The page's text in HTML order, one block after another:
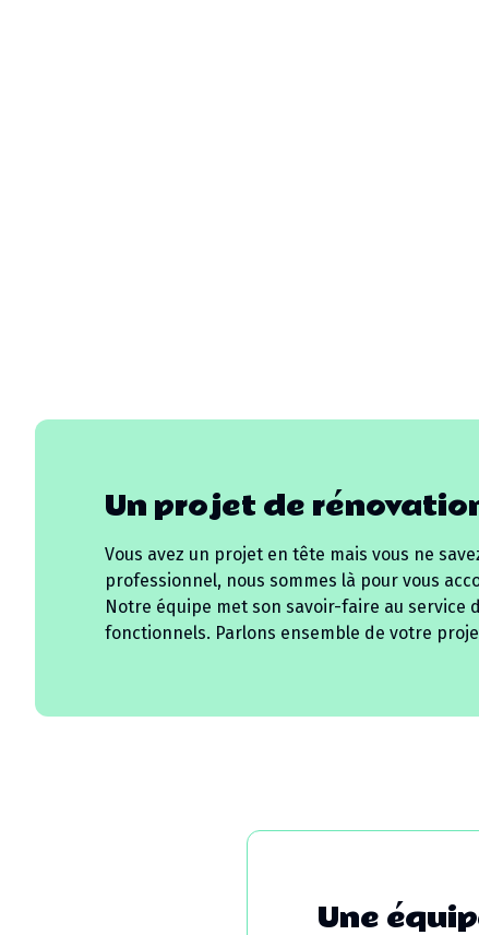
Un projet de
Vous avez un projet en tête mais vous ne
professionnel, nous sommes là pour vous
Notre équipe met son savoir-faire au service
fonctionnels. Parlons ensemble de votre
Une